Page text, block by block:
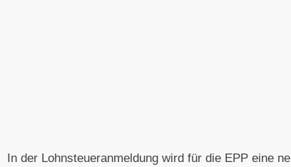
In der Lohnsteueranmeldung wird für die EPP eine